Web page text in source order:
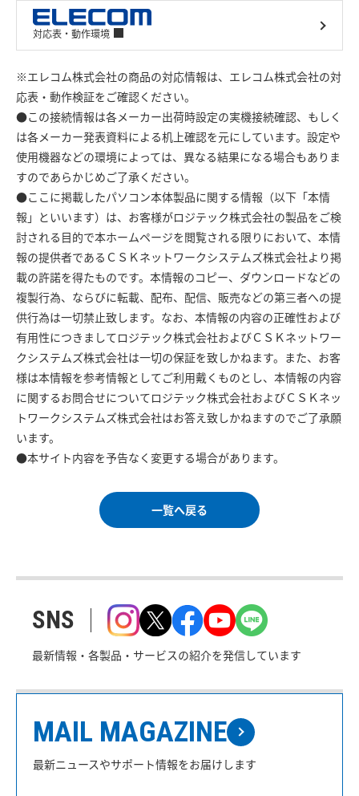
対応表・動作環境
※エレコム株式会社の商品の対応情報は、エレコム株式会社の対
応表・動作検証をご確認ください。
●この接続情報は各メーカー出荷時設定の実機接続確認、もしく
は各メーカー発表資料による机上確認を元にしています。設定や
使用機器などの環境によっては、異なる結果になる場合もありま
すのであらかじめご了承ください。
●ここに掲載したパソコン本体製品に関する情報（以下「本情
報」といいます）は、お客様がロジテック株式会社の製品をご検
討される目的で本ホームページを閲覧される限りにおいて、本情
報の提供者であるＣＳＫネットワークシステムズ株式会社より掲
載の許諾を得たものです。本情報のコピー、ダウンロードなどの
複製行為、ならびに転載、配布、配信、販売などの第三者への提
供行為は一切禁止致します。なお、本情報の内容の正確性および
有用性につきましてロジテック株式会社およびＣＳＫネットワー
クシステムズ株式会社は一切の保証を致しかねます。また、お客
様は本情報を参考情報としてご利用戴くものとし、本情報の内容
に関するお問合せについてロジテック株式会社およびＣＳＫネッ
トワークシステムズ株式会社はお答え致しかねますのでご了承願
います。
●本サイト内容を予告なく変更する場合があります。
一覧へ戻る
SNS
最新情報・各製品・サービスの紹介を発信しています
MAIL MAGAZINE
最新ニュースやサポート情報をお届けします